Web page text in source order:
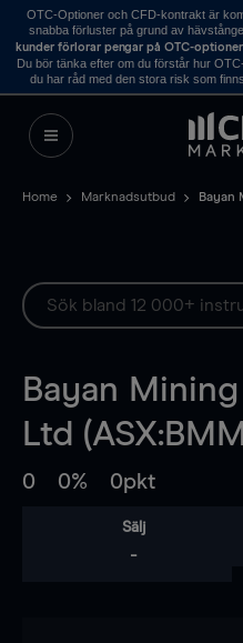
OTC-Optioner och CFD-kontrakt är
snabba förluster på grund av
kunder förlorar pengar på OTC-
Du bör tänka efter om du förstår hur
du har råd med den stora risk som
Home Marknadsutbud Bayan
Bayan
Ltd
0 0% 0pkt
Sälj
-